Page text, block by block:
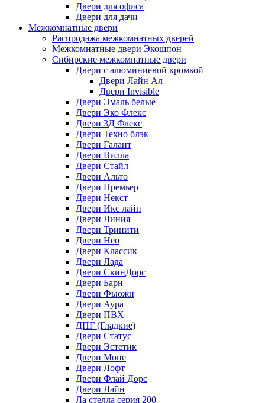
Двери для офиса
Двери для дачи
Межкомнатные двери
Распродажа межкомнатных дверей
Межкомнатные двери Экошпон
Сибирские межкомнатные двери
Двери с алюминиевой кромкой
Двери Лайн Ал
Двери Invisible
Двери Эмаль белые
Двери Эко Флекс
Двери 3Д Флекс
Двери Техно блэк
Двери Галант
Двери Вилла
Двери Стайл
Двери Альто
Двери Премьер
Двери Некст
Двери Икс лайн
Двери Линия
Двери Тринити
Двери Нео
Двери Классик
Двери Лада
Двери СкинДорс
Двери Барн
Двери Фьюжн
Двери Аура
Двери ПВХ
ДПГ (Гладкие)
Двери Статус
Двери Эстетик
Двери Моне
Двери Лофт
Двери Флай Дорс
Двери Лайн
Ла стелла серия 200